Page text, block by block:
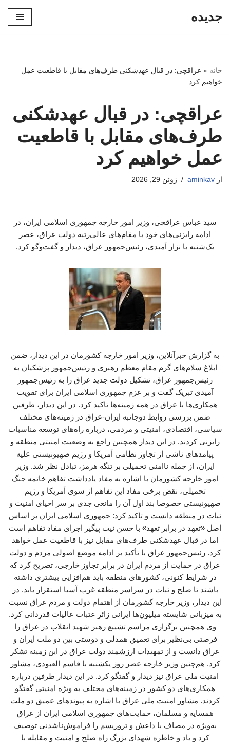
جدیده
خانه » عراقچی: در قبال عهدشکنی طرف‌های مقابل با قاطعیت عمل
خواهیم کرد
عراقچی: در قبال عهدشکنی
طرف‌های مقابل با قاطعیت
عمل خواهیم کرد
از aminkav ژوئن 29, 2026
سید عباس عراقچی، وزیر امور خارجه جمهوری اسلامی ایران، در
ادامه رایزنی‌های خود با مقام‌های عالی‌رتبه دولت عراق، عصر
یک‌شنبه با نزار آمیدی، رئیس‌جمهور عراق، دیدار و گفت‌وگو کرد.
به گزارش خبرآنلاین، وزیر امور خارجه کشورمان در این دیدار، ضمن
ابلاغ سلام‌های گرم مقام معظم رهبری و رئیس‌جمهور پزشکیان به
رئیس‌جمهور عراق، تشکیل دولت جدید عراق را به رئیس‌جمهور
آمیدی تبریک گفت و بر عزم جمهوری اسلامی ایران برای تقویت
همکاری‌ها با عراق در همه زمینه‌ها تاکید کرد. در این دیدار، طرفین
ضمن بررسی روابط دوجانبه ایران-عراق در زمینه‌های مختلف
سیاسی، اقتصادی، امنیتی و مردمی، درباره راه‌های توسعه مناسبات
رایزنی کردند. در این دیدار همچنین راجع به وضعیت امنیتی منطقه و
پیامدهای ناشی از تجاوز نظامی آمریکا و رژیم صهیونیستی علیه
ایران، از جمله ناامنی تحمیلی بر تنگه هرمز، تبادل نظر شد. وزیر
امور خارجه کشورمان با اشاره به مفاد یادداشت تفاهم خاتمه جنگ
تحمیلی، نقض برخی مفاد این تفاهم از سوی آمریکا و رژیم
صهیونیستی خصوصا بند اول آن را مانعی جدی بر سر احیای امنیت و
ثبات در منطقه دانست و تاکید کرد: جمهوری اسلامی ایران بر اساس
اصل «تعهد در برابر تعهد» با حسن نیت پیگیر اجرای مفاد تفاهم است
اما در قبال عهدشکنی طرف‌های مقابل نیز با قاطعیت عمل خواهد
کرد. رئیس‌جمهور عراق با تأکید بر ادامه موضع اصولی مردم و دولت
عراق در حمایت از مردم ایران در برابر تجاوز خارجی، تصریح کرد که
در شرایط کنونی، کشورهای منطقه باید هم‌افزایی بیشتری داشته
باشند تا صلح و ثبات در سراسر منطقه غرب آسیا استقرار یابد. در
این دیدار، وزیر خارجه کشورمان از اهتمام دولت و مردم عراق نسبت
به میزبانی شایسته میلیون‌ها ایرانی زائر عتبات عالیات قدردانی کرد.
وی همچنین برگزاری مراسم تشییع رهبر شهید انقلاب در عراق را
فرصتی بی‌نظیر برای تعمیق همدلی و دوستی بین دو ملت ایران و
عراق دانست و از تمهیدات ارزشمند دولت عراق در این زمینه تشکر
کرد. هم‌چنین وزیر خارجه عصر روز یکشنبه با قاسم العبودی، مشاور
امنیت ملی عراق نیز دیدار و گفتگو کرد. در این دیدار طرفین درباره
همکاری‌های دو کشور در زمینه‌های مختلف به ویژه امنیتی گفتگو
کردند. مشاور امنیت ملی عراق با اشاره به پیوندهای عمیق دو ملت
همسایه و مسلمان، حمایت‌های جمهوری اسلامی ایران از عراق
به‌ویژه در مصاف با داعش و تروریسم را فراموش‌ناشدنی توصیف
کرد و یاد و خاطره شهدای بزرگ راه صلح و امنیت و مقابله با